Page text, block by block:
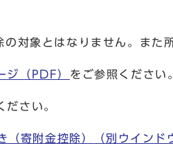
象とはなりません。また
ジ（PDF） をご参照ください
ださい。
寄附金控除） （別ウインド